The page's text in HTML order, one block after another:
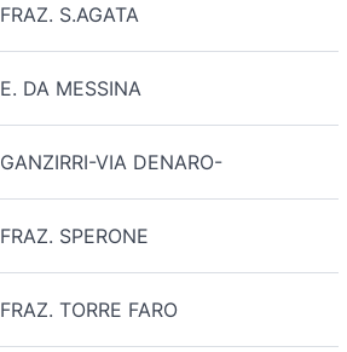
FRAZ. S.AGATA
E. DA MESSINA
GANZIRRI-VIA DENARO-
FRAZ. SPERONE
FRAZ. TORRE FARO